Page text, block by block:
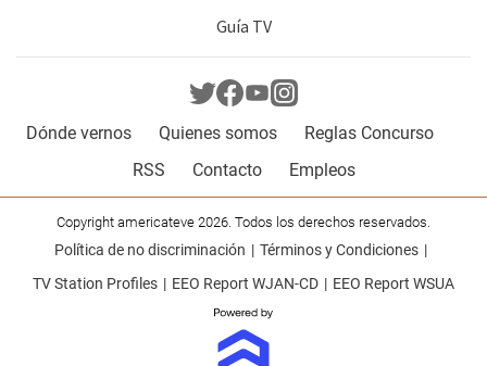
Guía TV
Dónde vernos Quienes somos
Reglas Concurso
RSS
Contacto Empleos
Copyright americateve 2026. Todos los derechos reservados.
Política de no discriminación
Términos y Condiciones
TV Station Profiles
EEO Report WJAN-CD EEO Report WSUA